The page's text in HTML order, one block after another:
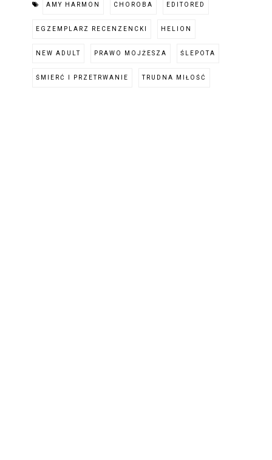
AMY HARMON CHOROBA EDITORED
EGZEMPLARZ RECENZENCKI HELION
NEW ADULT PRAWO MOJŻESZA ŚLEPOTA
ŚMIERĆ I PRZETRWANIE TRUDNA MIŁOŚĆ